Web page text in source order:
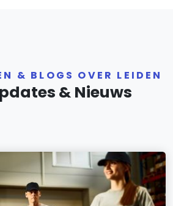
& BLOGS OVER LEIDEN
& Nieuws